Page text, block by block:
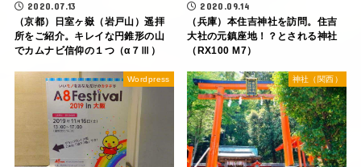
2020.07.13
（京都）日室ヶ嶽（岩戸山）遥拝
所をご紹介。キレイな円錐形の山
でカムナビ信仰の１つ（α７Ⅲ）
2020.09.14
（兵庫）本住吉神社を訪問。住吉
大社の元鎮座地！？とされる神社
（RX100 M7）
Wordpress 神社（関西）